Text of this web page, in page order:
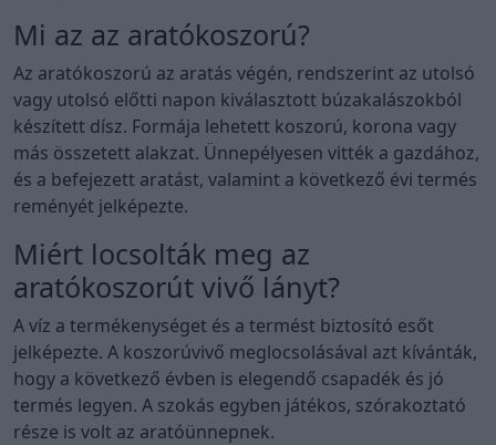
Mi az az aratókoszorú?
Az aratókoszorú az aratás végén, rendszerint az utolsó
vagy utolsó előtti napon kiválasztott búzakalászokból
készített dísz. Formája lehetett koszorú, korona vagy
más összetett alakzat. Ünnepélyesen vitték a gazdához,
és a befejezett aratást, valamint a következő évi termés
reményét jelképezte.
Miért locsolták meg az
aratókoszorút vivő lányt?
A víz a termékenységet és a termést biztosító esőt
jelképezte. A koszorúvivő meglocsolásával azt kívánták,
hogy a következő évben is elegendő csapadék és jó
termés legyen. A szokás egyben játékos, szórakoztató
része is volt az aratóünnepnek.